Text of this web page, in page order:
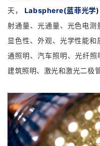
天， Labsphere(蓝菲光学)
射通量、光通量、光色电测
显色性、外观、光学性能
通照明、汽车照明、光纤照
建筑照明、激光和激光二极